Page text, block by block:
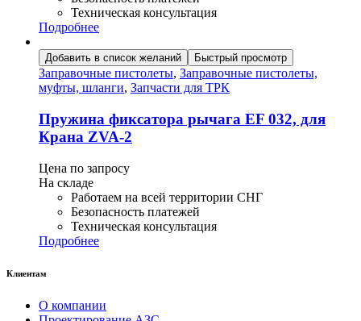
Техническая консультация
Подробнее
Добавить в список желаний Быстрый просмотр
Заправочные пистолеты, Заправочные пистолеты,
муфты, шланги, Запчасти для ТРК
Пружина фиксатора рычага ЕF 032, для
Крана ZVA-2
Цена по запросу
На складе
Работаем на всей территории СНГ
Безопасность платежей
Техническая консультация
Подробнее
Клиентам
О компании